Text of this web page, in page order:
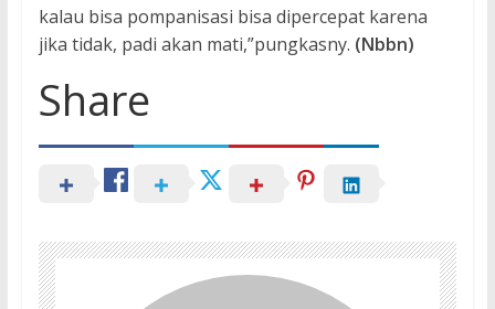
kalau bisa pompanisasi bisa dipercepat karena
jika tidak, padi akan mati,”pungkasny. (Nbbn)
Share